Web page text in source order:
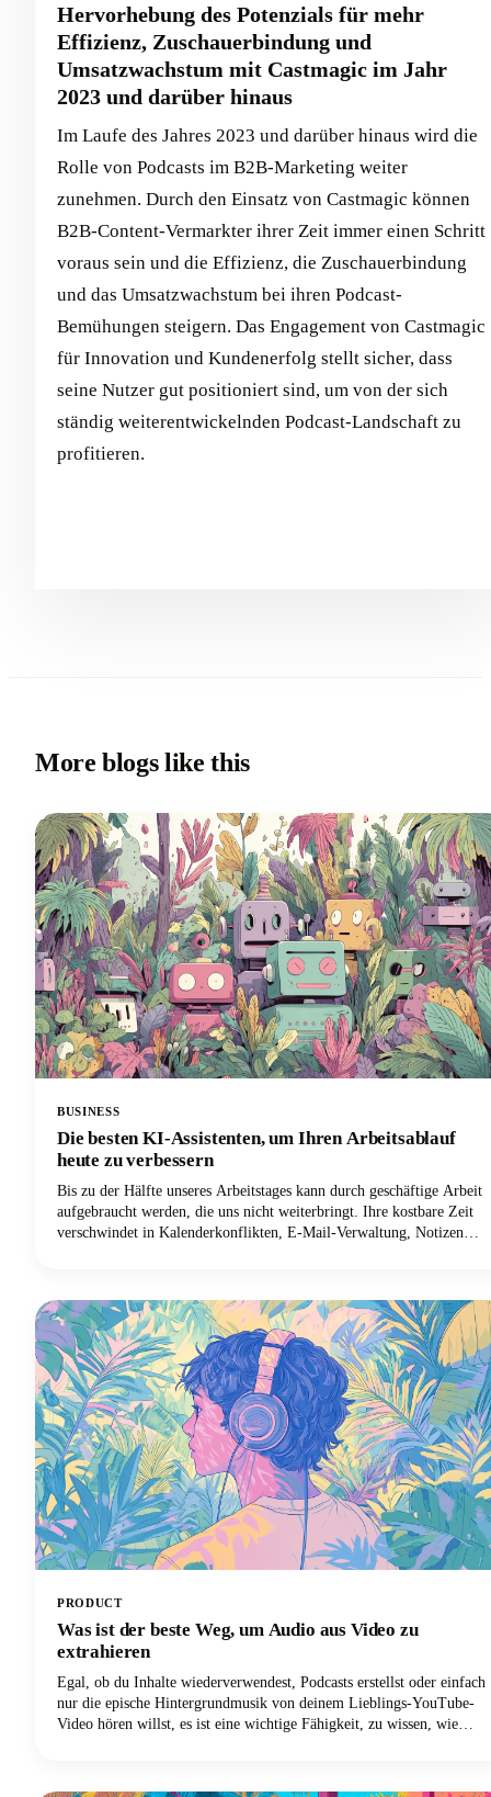
Hervorhebung des Potenzials für mehr
Effizienz, Zuschauerbindung und
Umsatzwachstum mit Castmagic im Jahr
2023 und darüber hinaus
Im Laufe des Jahres 2023 und darüber hinaus wird die
Rolle von Podcasts im B2B-Marketing weiter
zunehmen. Durch den Einsatz von Castmagic können
B2B-Content-Vermarkter ihrer Zeit immer einen Schritt
voraus sein und die Effizienz, die Zuschauerbindung
und das Umsatzwachstum bei ihren Podcast-
Bemühungen steigern. Das Engagement von Castmagic
für Innovation und Kundenerfolg stellt sicher, dass
seine Nutzer gut positioniert sind, um von der sich
ständig weiterentwickelnden Podcast-Landschaft zu
profitieren.
More blogs like this
BUSINESS
Die besten KI-Assistenten, um Ihren Arbeitsablauf
heute zu verbessern
Bis zu der Hälfte unseres Arbeitstages kann durch geschäftige Arbeit
aufgebraucht werden, die uns nicht weiterbringt. Ihre kostbare Zeit
verschwindet in Kalenderkonflikten, E-Mail-Verwaltung, Notizen
entwickelt, die die verlorenen Stunden zurückgewinnen können!
PRODUCT
Was ist der beste Weg, um Audio aus Video zu
extrahieren
Egal, ob du Inhalte wiederverwendest, Podcasts erstellst oder einfach
nur die epische Hintergrundmusik von deinem Lieblings-YouTube-
Video hören willst, es ist eine wichtige Fähigkeit, zu wissen, wie